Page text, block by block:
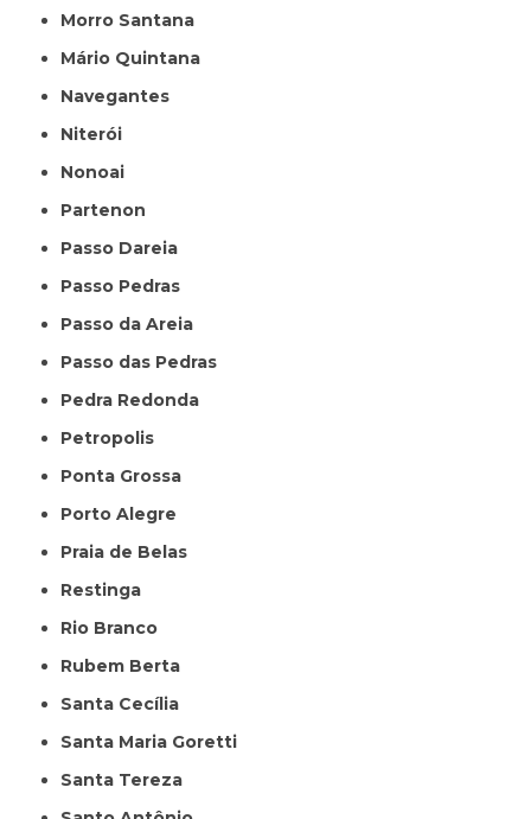
Morro Santana
Mário Quintana
Navegantes
Niterói
Nonoai
Partenon
Passo Dareia
Passo Pedras
Passo da Areia
Passo das Pedras
Pedra Redonda
Petropolis
Ponta Grossa
Porto Alegre
Praia de Belas
Restinga
Rio Branco
Rubem Berta
Santa Cecília
Santa Maria Goretti
Santa Tereza